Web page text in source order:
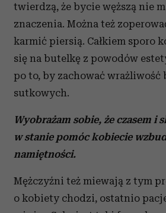
twierdzą, że bycie węższą nie
znaczenia. Można też
karmić piersią. Całkiem sporo
się na butelkę z powodów
po to, by zachować wrażliwość
sutkowych.
Wyobrażam sobie, że czasem i
w stanie pomóc kobiecie
namiętności.
Mężczyźni też miewają z tym
o kobiety chodzi, ostatnio